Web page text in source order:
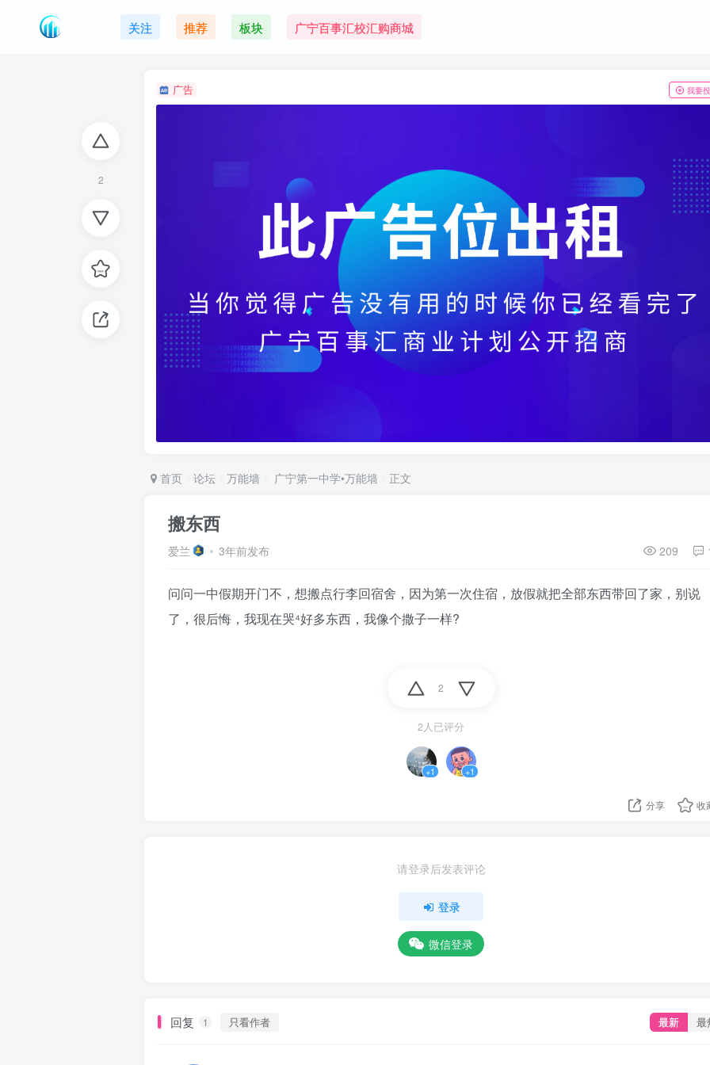
关注 推荐 板块 广宁百事汇校汇购商城
2
广告 我要
首页 论坛 万能墙 广宁第一中学•万能墙 正文
搬东西
爱兰 3年前发布 209
问问一中假期开门不，想搬点行李回宿舍，因为第一次住宿，放假就把全部东西带回了家，别说
了，很后悔，我现在哭⁴好多东西，我像个撒子一样?
2
2人已评分
+1 +1
分享 收
请登录后发表评论
登录
微信登录
回复 1 只看作者 最新 最